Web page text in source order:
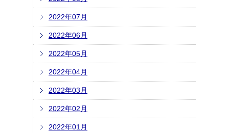
2022年07月
2022年06月
2022年05月
2022年04月
2022年03月
2022年02月
2022年01月